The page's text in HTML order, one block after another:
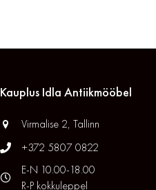
Kauplus Idla Antiikmööbel
Virmalise 2, Tallinn
+372 5807 0822
E-N 10.00-18.00
R-P kokkuleppel